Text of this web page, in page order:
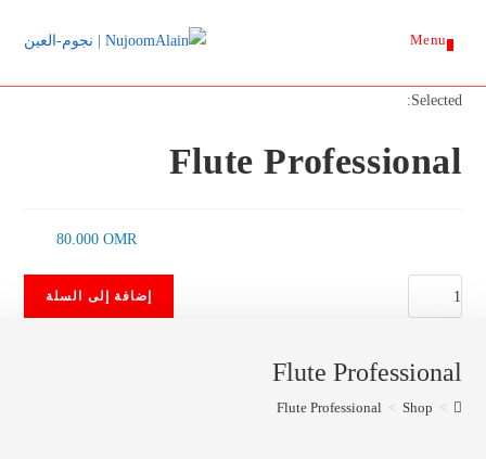
Menu
Selected:
Flute Professional
80.000OMR
Flute
إضافة إلى السلة
Flute Professional
>
Shop
>
Flute Professional